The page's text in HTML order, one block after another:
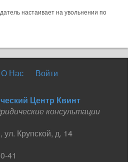
настаивает на увольнении по
О Нас
Войти
Центр Квинт
консультации
, ул. Крупской, д. 14
41